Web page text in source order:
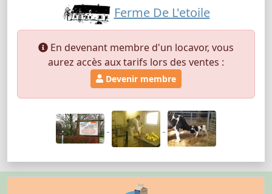
Ferme De L'etoile
En devenant membre d'un locavor, vous
aurez accès aux tarifs lors des ventes :
Devenir membre